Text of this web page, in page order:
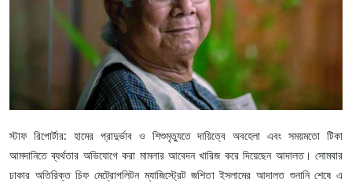
স্টাফ রিপোর্টার: হামের প্রাদুর্ভাব ও শিশুমৃত্যুতে দায়িত্বে অবহেলা এবং সময়মতো টিকা
আমদানিতে ব্যর্থতার অভিযোগে করা মামলার আবেদন খারিজ করে দিয়েছেন আদালত। সোমবার
ঢাকার অতিরিক্ত চিফ মেট্রোপলিটন ম্যাজিস্ট্রেট জশিতা ইসলামের আদালত শুনানি শেষে এ